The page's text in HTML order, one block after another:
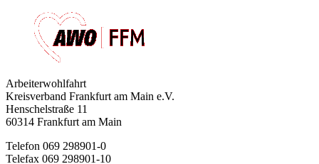
Arbeiterwohlfahrt
Kreisverband Frankfurt am Main e.V.
Henschelstraße 11
60314 Frankfurt am Main
Telefon 069 298901-0
Telefax 069 298901-10